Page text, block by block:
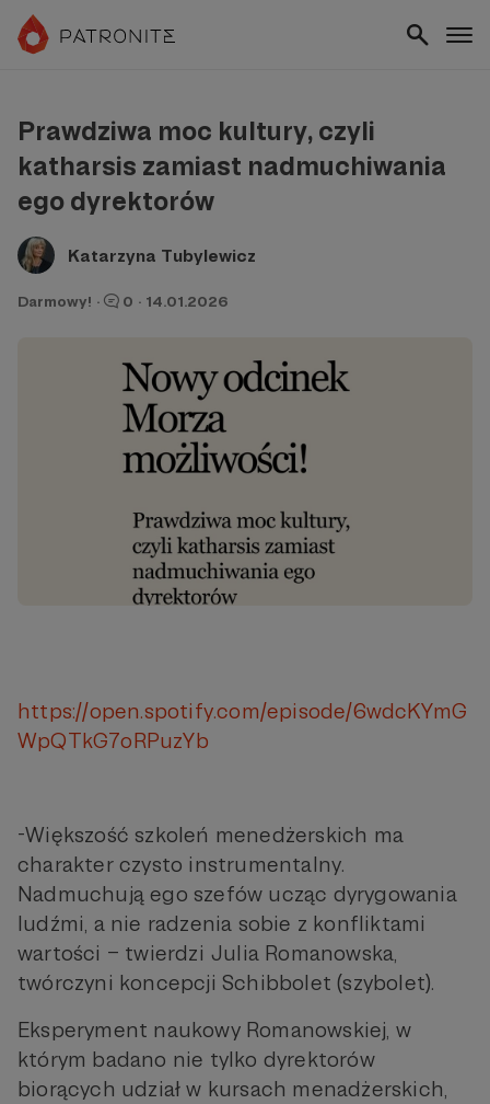
Prawdziwa moc kultury, czyli
katharsis zamiast nadmuchiwania
ego dyrektorów
Katarzyna Tubylewicz
Darmowy! · 0 · 14.01.2026
https://open.spotify.com/episode/6wdcKYmG
WpQTkG7oRPuzYb
-Większość szkoleń menedżerskich ma
charakter czysto instrumentalny.
Nadmuchują ego szefów ucząc dyrygowania
ludźmi, a nie radzenia sobie z konfliktami
wartości – twierdzi Julia Romanowska,
twórczyni koncepcji Schibbolet (szybolet).
Eksperyment naukowy Romanowskiej, w
którym badano nie tylko dyrektorów
biorących udział w kursach menadżerskich,